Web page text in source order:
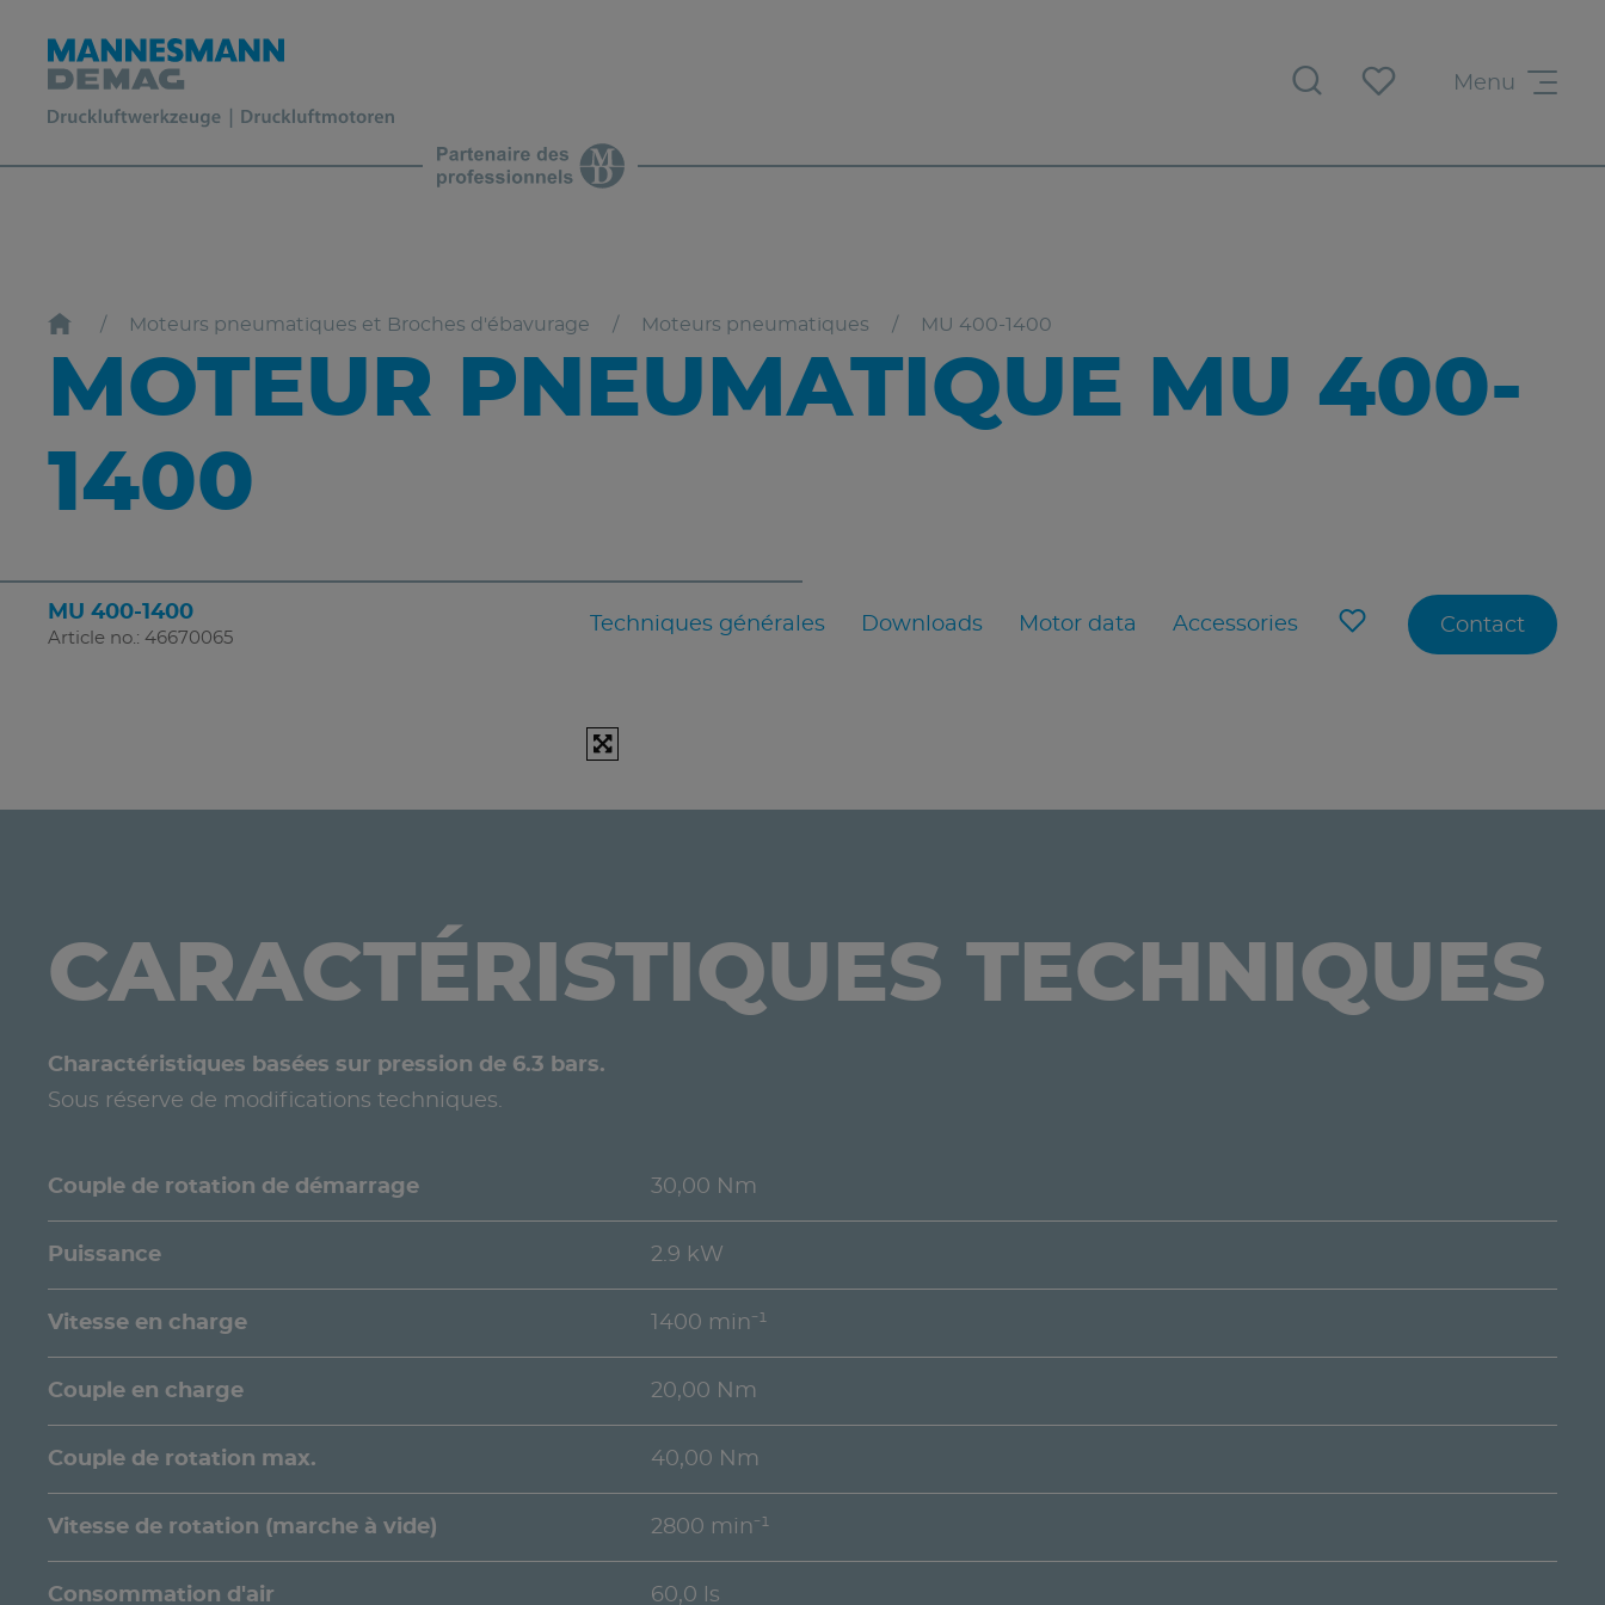
Menu
Moteurs pneumatiques et Broches d'ébavurage Moteurs pneumatiques MU 400-1400
MOTEUR PNEUMATIQUE MU 400-
1400
MU 400-1400
Article no.: 46670065
Techniques générales Downloads Motor data Accessories Contact
CARACTÉRISTIQUES TECHNIQUES
Charactéristiques basées sur pression de 6.3 bars.
Sous réserve de modifications techniques.
Couple de rotation de démarrage 30,00 Nm
Puissance 2.9 kW
Vitesse en charge 1400 min⁻¹
Couple en charge 20,00 Nm
Couple de rotation max. 40,00 Nm
Vitesse de rotation (marche à vide) 2800 min⁻¹
Consommation d'air 60,0 ls